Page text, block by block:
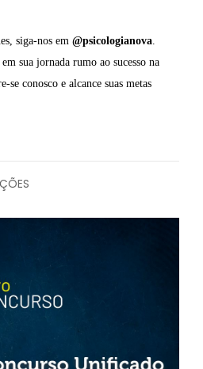
siga-nos em @psicologianova.
sua jornada rumo ao sucesso na
se conosco e alcance suas metas